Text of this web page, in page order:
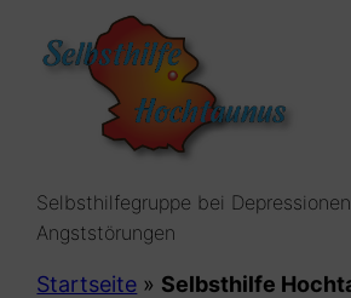
Inhalt
Selbsthilfegruppe bei
Angststörungen
Startseite » Selbsthilfe